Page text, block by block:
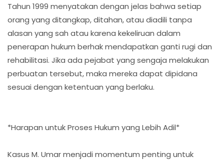
Tahun 1999 menyatakan dengan jelas bahwa setiap
orang yang ditangkap, ditahan, atau diadili tanpa
alasan yang sah atau karena kekeliruan dalam
penerapan hukum berhak mendapatkan ganti rugi dan
rehabilitasi. Jika ada pejabat yang sengaja melakukan
perbuatan tersebut, maka mereka dapat dipidana
sesuai dengan ketentuan yang berlaku.
*Harapan untuk Proses Hukum yang Lebih Adil*
Kasus M. Umar menjadi momentum penting untuk